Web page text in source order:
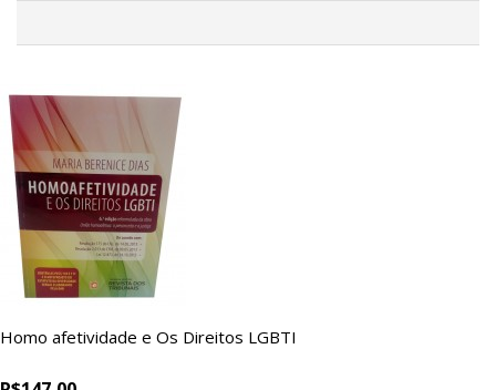
Homo afetividade e Os Direitos LGBTI